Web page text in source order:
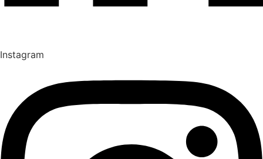
Instagram